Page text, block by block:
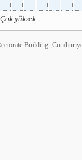
yüksek
Building